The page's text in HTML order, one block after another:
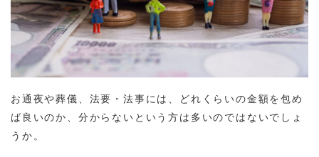
お通夜や葬儀、法要・法事には、どれくらいの金額を包め
ば良いのか、分からないという方は多いのではないでしょ
うか。